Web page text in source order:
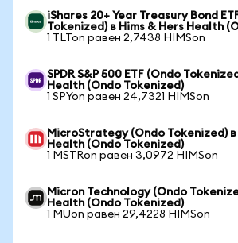
iShares 20+ Year Treasury Bond
Tokenized) в Hims & Hers Health
1 TLTon равен 2,7438 HIMSon
SPDR S&P 500 ETF (Ondo
Health (Ondo Tokenized)
1 SPYon равен 24,7321 HIMSon
MicroStrategy (Ondo Tokenized) в
Health (Ondo Tokenized)
1 MSTRon равен 3,0972 HIMSon
Micron Technology (Ondo
Health (Ondo Tokenized)
1 MUon равен 29,4228 HIMSon